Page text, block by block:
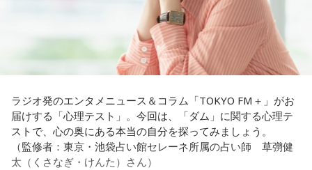
番組名：JA全農 COUNTDOWN JAPAN
放送エリア：TOKYO FMをはじめとする、JFN全国38局ネッ
パーソナリティ：遠山大輔（グランジ）、潮紗理菜
番組Webサイト：https://www.tfm.co.jp/countdownjapan/
番組公式X：@JA_CDJ
自分の体力、コンディション。「元気」の「気」は中がお米
（氣）だから、しっかり食べて、元気をつけていってくださ
い。それも、仕事のうちです。
●江原啓之 今夜の格言
「フィジカルはスピリチュアルの基本です」
く寝る。で、やっぱり看護師さんって不規則でしょう？ 夜勤
とかね。いろいろとシフトがあるから、身体のコンディショ
ンを持っていくのがとっても大変だと思うの。
これ、ばかにならなくて、私、いつもフィジカルとスピリチ
と言っているんです。昔から「健全な身体に健全な精神宿
る」って言いますでしょう？
それは、例えばご病気の方とかはダメだとか、そういう風に
差別しているわけではなくてね。私達、コンディションが良
ラジオ発のエンタメニュース＆コラム「TOKYO FM＋」がお
届けする「心理テスト」。今回は、「ダム」に関する心理テ
ストで、心の奥にある本当の自分を探ってみましょう。
（監修者：東京・池袋占い館セレーネ所属の占い師 草彅健
太（くさなぎ・けんた）さん）